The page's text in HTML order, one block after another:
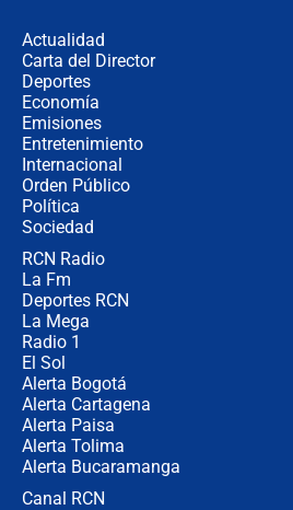
Actualidad
Carta del Director
Deportes
Economía
Emisiones
Entretenimiento
Internacional
Orden Público
Política
Sociedad
RCN Radio
La Fm
Deportes RCN
La Mega
Radio 1
El Sol
Alerta Bogotá
Alerta Cartagena
Alerta Paisa
Alerta Tolima
Alerta Bucaramanga
Canal RCN